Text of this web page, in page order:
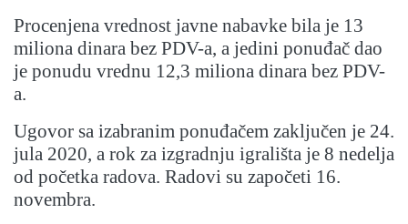
Procenjena vrednost javne nabavke bila je 13
miliona dinara bez PDV-a, a jedini ponuđač dao
je ponudu vrednu 12,3 miliona dinara bez PDV-
a.
Ugovor sa izabranim ponuđačem zaključen je 24.
jula 2020, a rok za izgradnju igrališta je 8 nedelja
od početka radova. Radovi su započeti 16.
novembra.